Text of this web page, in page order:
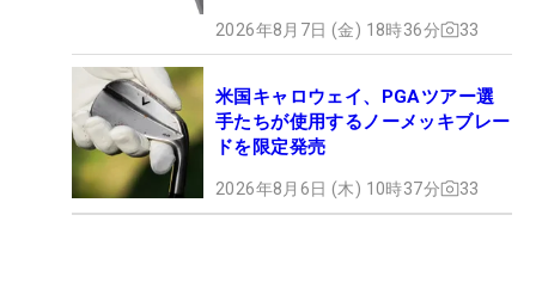
2026年8月7日 (金) 18時36分 33
米国キャロウェイ、PGAツアー選
手たちが使用するノーメッキブレー
ドを限定発売
2026年8月6日 (木) 10時37分 33